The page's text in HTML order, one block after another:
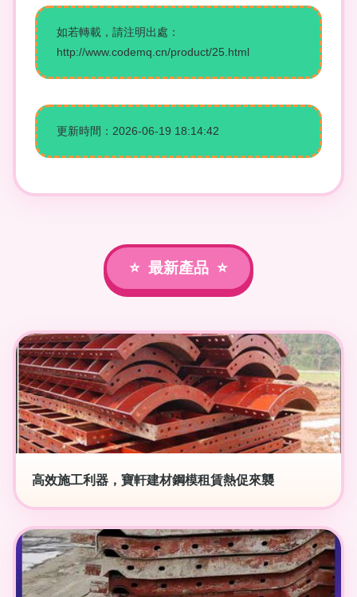
如若轉載，請注明出處：
http://www.codemq.cn/product/25.html
更新時間：2026-06-19 18:14:42
最新產品
高效施工利器，寶軒建材鋼模租賃熱促來襲